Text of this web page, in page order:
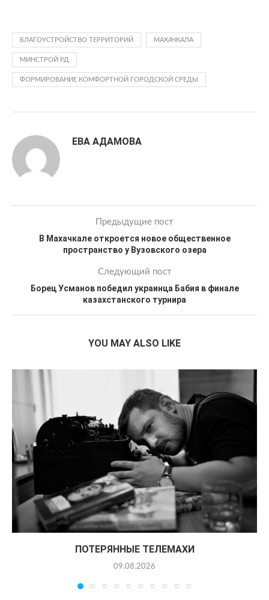
БЛАГОУСТРОЙСТВО ТЕРРИТОРИЙ МАХАЧКАЛА
МИНСТРОЙ РД
ФОРМИРОВАНИЕ КОМФОРТНОЙ ГОРОДСКОЙ СРЕДЫ
ЕВА АДАМОВА
Предыдущие пост
В Махачкале откроется новое общественное
пространство у Вузовского озера
Следующий пост
Борец Усманов победил украинца Бабия в финале
казахстанского турнира
YOU MAY ALSO LIKE
ПОТЕРЯННЫЕ ТЕЛЕМАХИ
09.08.2026